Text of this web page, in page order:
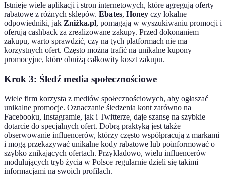
Istnieje wiele aplikacji i stron internetowych, które agregują oferty
rabatowe z różnych sklepów. Ebates, Honey czy lokalne
odpowiedniki, jak Zniżka.pl, pomagają w wyszukiwaniu promocji i
oferują cashback za zrealizowane zakupy. Przed dokonaniem
zakupu, warto sprawdzić, czy na tych platformach nie ma
korzystnych ofert. Często można trafić na unikalne kupony
promocyjne, które obniżą całkowity koszt zakupu.
Krok 3: Śledź media społecznościowe
Wiele firm korzysta z mediów społecznościowych, aby ogłaszać
unikalne promocje. Oznaczanie śledzenia kont zarówno na
Facebooku, Instagramie, jak i Twitterze, daje szansę na szybkie
dotarcie do specjalnych ofert. Dobrą praktyką jest także
obserwowanie influencerów, którzy często współpracują z markami
i mogą przekazywać unikalne kody rabatowe lub poinformować o
szybko znikających ofertach. Przykładowo, wielu influencerów
modułujących tryb życia w Polsce regularnie dzieli się takimi
informacjami na swoich profilach.